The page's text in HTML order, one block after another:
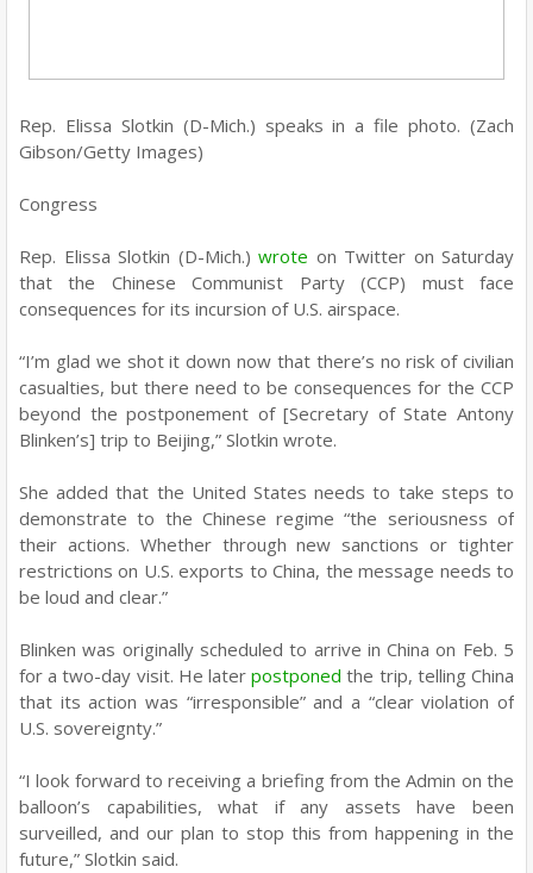
Rep. Elissa Slotkin (D-Mich.) speaks in a file photo. (Zach
Gibson/Getty Images)
Congress
Rep. Elissa Slotkin (D-Mich.) wrote on Twitter on Saturday
that the Chinese Communist Party (CCP) must face
consequences for its incursion of U.S. airspace.
“I’m glad we shot it down now that there’s no risk of civilian
casualties, but there need to be consequences for the CCP
beyond the postponement of [Secretary of State Antony
Blinken’s] trip to Beijing,” Slotkin wrote.
She added that the United States needs to take steps to
demonstrate to the Chinese regime “the seriousness of
their actions. Whether through new sanctions or tighter
restrictions on U.S. exports to China, the message needs to
be loud and clear.”
Blinken was originally scheduled to arrive in China on Feb. 5
for a two-day visit. He laterpostponed the trip, telling China
that its action was “irresponsible” and a “clear violation of
U.S. sovereignty.”
“I look forward to receiving a briefing from the Admin on the
balloon’s capabilities, what if any assets have been
surveilled, and our plan to stop this from happening in the
future,” Slotkin said.